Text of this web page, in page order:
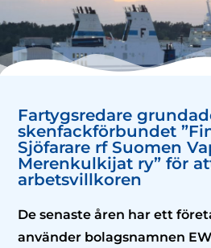
Fartygsredare
skenfackförbundet
Sjöfarare rf Suomen
Merenkulkijat ry” för
arbetsvillkoren
De senaste åren har ett
använder bolagsnamnen